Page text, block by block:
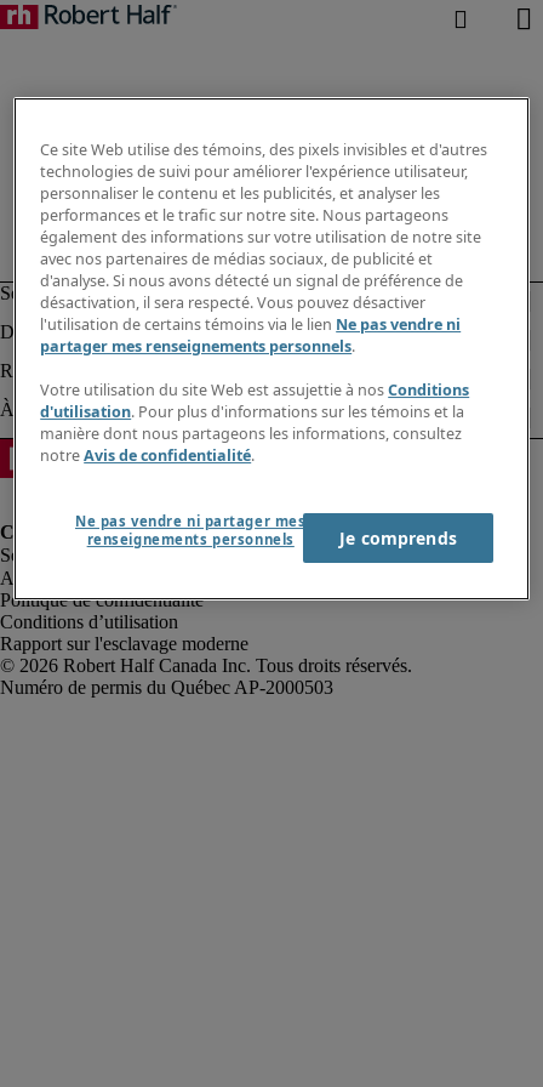
Alerte à la fraude
Politique de confidentialité
Conditions d’utilisation
Rapport sur l'esclavage moderne
Robert Half Canada Inc. Tous droits réservés.
Ce site Web utilise des témoins, des pixels invisibles et d'autres
technologies de suivi pour améliorer l'expérience utilisateur,
personnaliser le contenu et les publicités, et analyser les
performances et le trafic sur notre site. Nous partageons
également des informations sur votre utilisation de notre site
avec nos partenaires de médias sociaux, de publicité et
d'analyse. Si nous avons détecté un signal de préférence de
désactivation, il sera respecté. Vous pouvez désactiver
l'utilisation de certains témoins via le lien Ne pas vendre ni
partager mes renseignements personnels.
Votre utilisation du site Web est assujettie à nosConditions
d'utilisation. Pour plus d'informations sur les témoins et la
manière dont nous partageons les informations, consultez
notreAvis de confidentialité.
Ne pas vendre ni partager mes
renseignements personnels
Je comprends